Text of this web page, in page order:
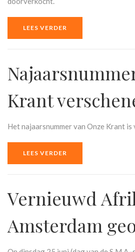
LEES VERDER
Krant
Het najaarsnummer van Onze Krant is
LEES VERDER
Vernieuwd
Amsterdam